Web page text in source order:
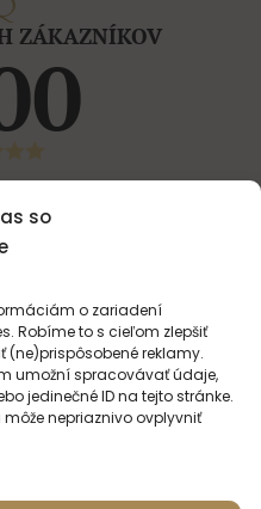
so
o zariadení
Robíme to s cieľom zlepšiť
(ne)prispôsobené reklamy.
umožní spracovávať údaje,
jedinečné ID na tejto stránke.
nepriaznivo ovplyvniť
ZÁKAZNÍKOV
Napíšte svoju